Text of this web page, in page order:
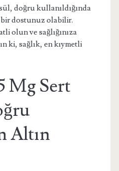
doğru kullanıldığında
dostunuz olabilir.
olun ve sağlığınıza
ki, sağlık, en kıymetli
Mg Sert
Altın